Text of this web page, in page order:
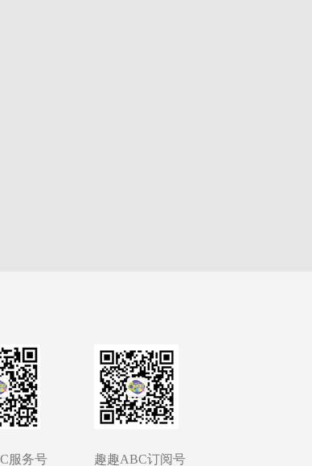
服务号 趣趣ABC订阅号